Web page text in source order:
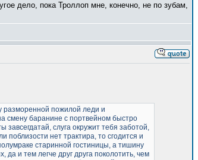
дело, пока Троллоп мне, конечно, не по зубам,
разморенной пожилой леди и
смену баранине с портвейном быстро
слуга окружит тебя заботой,
поблизости нет трактира, то сгодится и
старинной гостиницы, а тишину
и тем легче друг друга поколотить, чем